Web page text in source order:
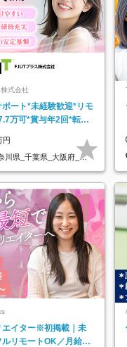
式会社
ポート*未経験歓迎*リモ
万可*賞与年2回*転勤
円
川県_千葉県_大阪府_愛
エイター※初掲載｜未
リモートOK／月給32